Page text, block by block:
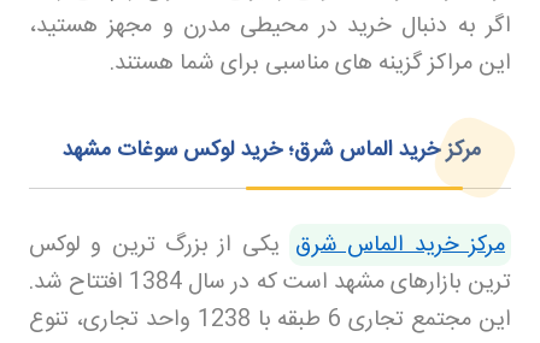
اگر به دنبال خرید در محیطی مدرن و مجهز هستید،
این مراکز گزینه های مناسبی برای شما هستند.
مرکز خرید الماس شرق؛ خرید لوکس سوغات مشهد
مرکز خرید الماس شرق یکی از بزرگ ترین و لوکس
ترین بازارهای مشهد است که در سال 1384 افتتاح شد.
این مجتمع تجاری 6 طبقه با 1238 واحد تجاری، تنوع